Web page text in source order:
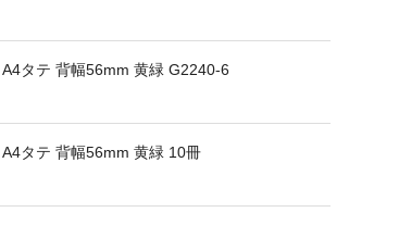
タテ 背幅56mm 黄緑 G2240-6
タテ 背幅56mm 黄緑 10冊